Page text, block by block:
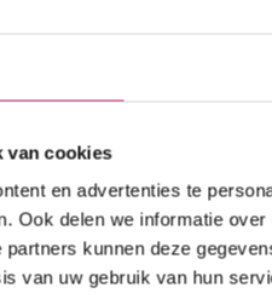
van cookies
en advertenties te
Ook delen we informatie
kunnen deze
van uw gebruik van hun